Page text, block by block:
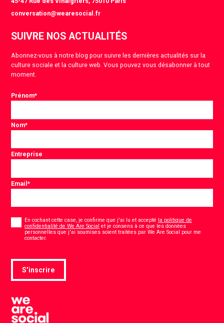
conversation@wearesocial.fr
SUIVRE NOS ACTUALITÉS
Abonnez-vous à notre blog pour suivre les dernières actualités sur la
culture sociale et la culture web. Vous pouvez vous désabonner à tout
moment.
Prénom*
Nom*
Entreprise
Email*
En cochant cette case, je confirme que j'ai lu et accepté la politique de
confidentialité de We Are Social et je consens à ce que les données
personnelles que j'ai soumises soient traitées par We Are Social pour me
contacter.
S'inscrire